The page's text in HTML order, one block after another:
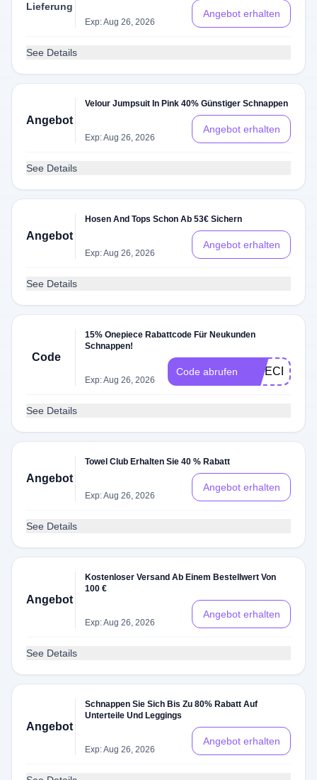
Lieferung
Exp: Aug 26, 2026
Angebot erhalten
See Details
Angebot
Velour Jumpsuit In Pink 40% Günstiger Schnappen
Exp: Aug 26, 2026
Angebot erhalten
See Details
Angebot
Hosen And Tops Schon Ab 53€ Sichern
Exp: Aug 26, 2026
Angebot erhalten
See Details
Code
15% Onepiece Rabattcode Für Neukunden
Schnappen!
Exp: Aug 26, 2026
Code abrufen EPIECE15
See Details
Angebot
Towel Club Erhalten Sie 40 % Rabatt
Exp: Aug 26, 2026
Angebot erhalten
See Details
Angebot
Kostenloser Versand Ab Einem Bestellwert Von
100 €
Exp: Aug 26, 2026
Angebot erhalten
See Details
Angebot
Schnappen Sie Sich Bis Zu 80% Rabatt Auf
Unterteile Und Leggings
Exp: Aug 26, 2026
Angebot erhalten